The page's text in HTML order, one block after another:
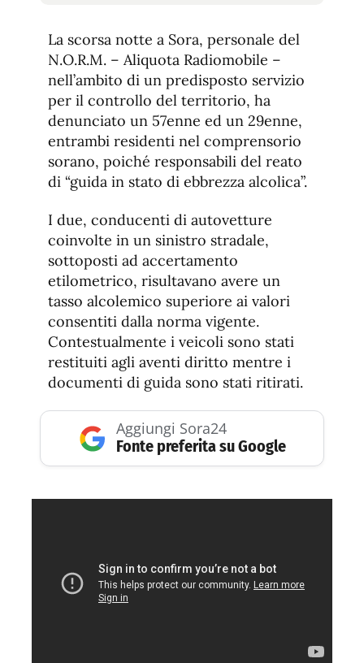
fuente
de
fuente.
La scorsa notte a Sora, personale del
N.O.R.M. – Aliquota Radiomobile –
nell’ambito di un predisposto servizio
per il controllo del territorio, ha
denunciato un 57enne ed un 29enne,
entrambi residenti nel comprensorio
sorano, poiché responsabili del reato
di “guida in stato di ebbrezza alcolica”.
I due, conducenti di autovetture
coinvolte in un sinistro stradale,
sottoposti ad accertamento
etilometrico, risultavano avere un
tasso alcolemico superiore ai valori
consentiti dalla norma vigente.
Contestualmente i veicoli sono stati
restituiti agli aventi diritto mentre i
documenti di guida sono stati ritirati.
Aggiungi Sora24
Fonte preferita su Google